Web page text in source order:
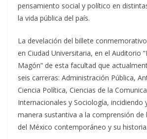
pensamiento social y político en
la vida pública del país.
La develación del billete
en Ciudad Universitaria, en el Auditorio
Magón” de esta facultad que
seis carreras: Administración Pública,
Ciencia Política, Ciencias de la
Internacionales y Sociología, incidiendo
manera sustantiva a la comprensión de
del México contemporáneo y su historia.